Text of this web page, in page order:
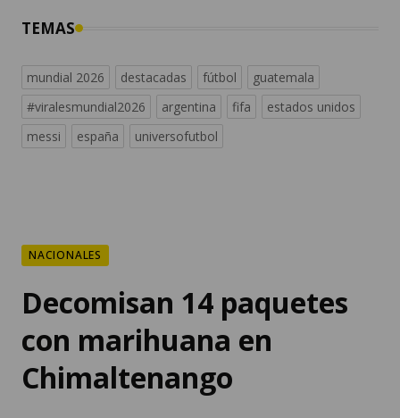
TEMAS
mundial 2026 destacadas fútbol
guatemala
#viralesmundial2026
argentina fifa
estados unidos
messi
españa universofutbol
NACIONALES
Decomisan 14 paquetes
con marihuana en
Chimaltenango